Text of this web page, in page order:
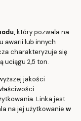
który pozwala na
awarii lub innych
charakteryzuje się
uciągu 2,5 ton.
jakości
Linka jest
na jej użytkowanie w